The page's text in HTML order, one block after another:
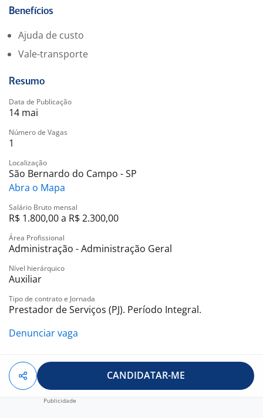
Benefícios
Ajuda de custo
Vale-transporte
Resumo
Data de Publicação
14 mai
Número de Vagas
1
Localização
São Bernardo do Campo - SP
Abra o Mapa
Salário Bruto mensal
R$ 1.800,00 a R$ 2.300,00
Área Profissional
Administração - Administração Geral
Nível hierárquico
Auxiliar
Tipo de contrato e Jornada
Prestador de Serviços (PJ). Período Integral.
Denunciar vaga
CANDIDATAR-ME